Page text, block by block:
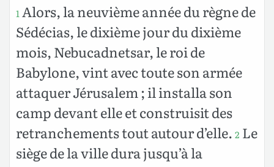
1Alors, la neuvième année du règne de
Sédécias, le dixième jour du dixième
mois, Nebucadnetsar, le roi de
Babylone, vint avec toute son armée
attaquer Jérusalem ; il installa son
camp devant elle et construisit des
retranchements tout autour d’elle. 2 Le
siège de la ville dura jusqu’à la